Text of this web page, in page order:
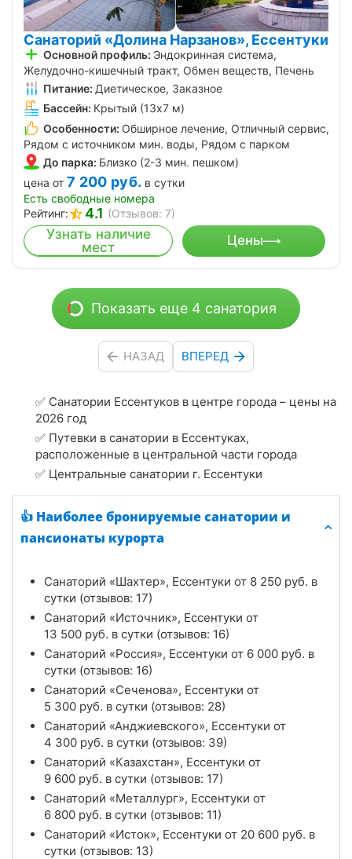
✅ Санатории Ессентуков в центре города – цены на
2026 год
✅ Путевки в санатории в Ессентуках,
расположенные в центральной части города
✅ Центральные санатории г. Ессентуки
👍 Наиболее бронируемые санатории и
пансионаты курорта
Санаторий «Шахтер», Ессентуки от 8 250 руб. в
сутки (отзывов: 17)
Санаторий «Источник», Ессентуки от
13 500 руб. в сутки (отзывов: 16)
Санаторий «Россия», Ессентуки от 6 000 руб. в
сутки (отзывов: 16)
Санаторий «Сеченова», Ессентуки от
5 300 руб. в сутки (отзывов: 28)
Санаторий «Анджиевского», Ессентуки от
4 300 руб. в сутки (отзывов: 39)
Санаторий «Казахстан», Ессентуки от
9 600 руб. в сутки (отзывов: 17)
Санаторий «Металлург», Ессентуки от
6 800 руб. в сутки (отзывов: 11)
Санаторий «Исток», Ессентуки от 20 600 руб. в
сутки (отзывов: 13)
Санаторий «Долина Нарзанов», Ессентуки
Основной профиль: Эндокринная система,
Желудочно-кишечный тракт, Обмен веществ, Печень
Питание: Диетическое, Заказное
Бассейн: Крытый (13х7 м)
Особенности: Обширное лечение, Отличный сервис,
Рядом с источником мин. воды, Рядом с парком
До парка: Близко (2-3 мин. пешком)
цена от 7 200 руб. в сутки
Есть свободные номера
Рейтинг:
4.1 (Отзывов: 7)
Узнать наличие
мест
Цены
Показать еще 4 санатория
НАЗАД ВПЕРЕД